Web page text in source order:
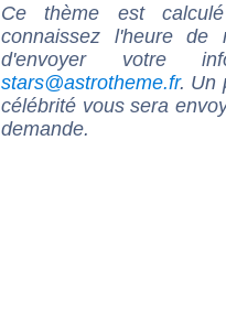
Ce thème est
connaissez l'heure de
d'envoyer votre
stars@astrotheme.fr. Un
célébrité vous sera
demande.